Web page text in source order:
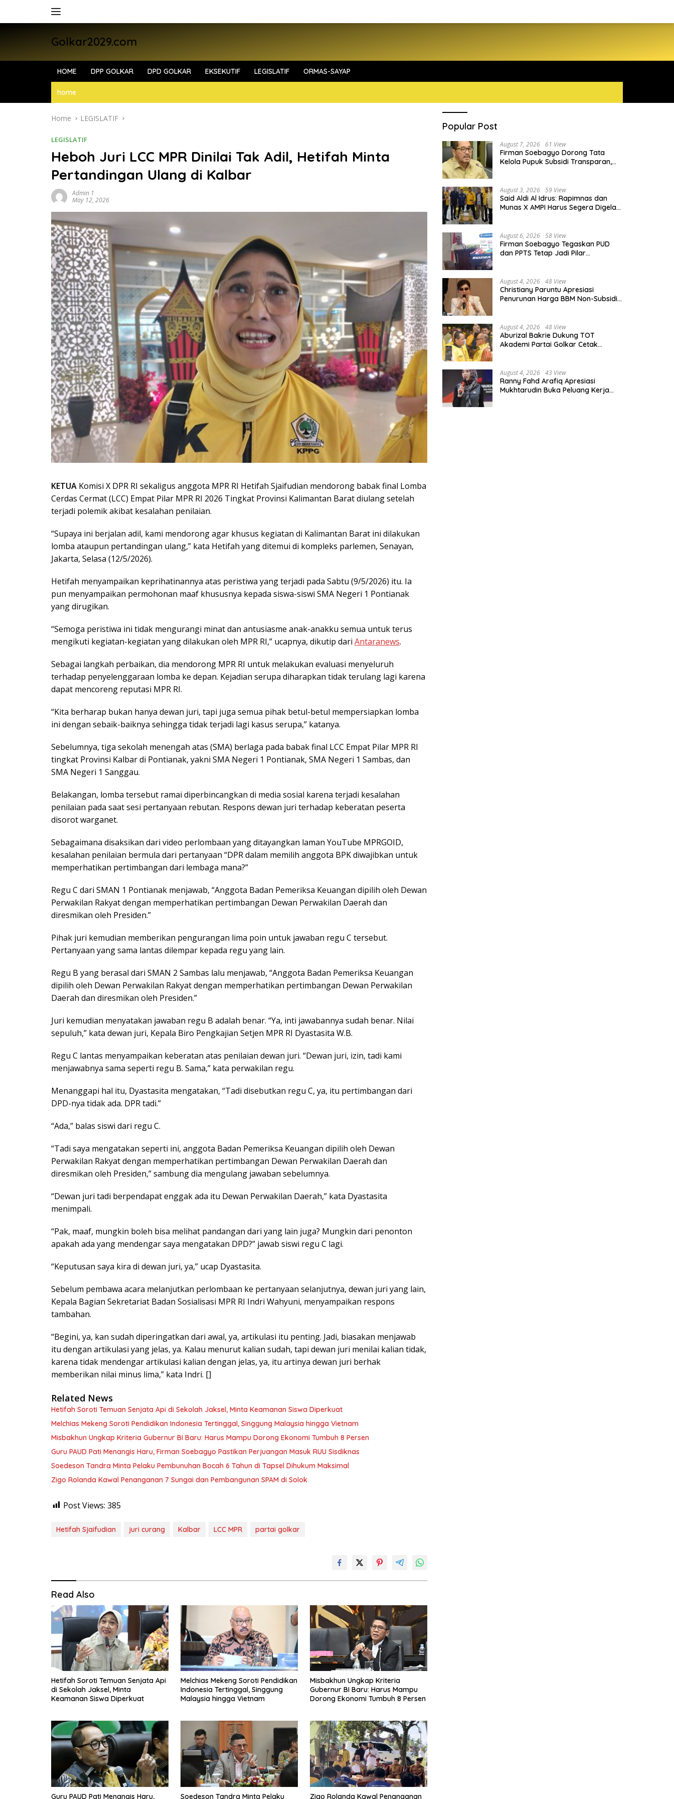
Golkar2029.com
HOME DPP GOLKAR DPD GOLKAR EKSEKUTIF LEGISLATIF ORMAS-SAYAP
home
Home LEGISLATIF
LEGISLATIF
Heboh Juri LCC MPR Dinilai Tak Adil, Hetifah Minta
Pertandingan Ulang di Kalbar
Admin 1
May 12, 2026
KETUA Komisi X DPR RI sekaligus anggota MPR RI Hetifah Sjaifudian mendorong babak final Lomba
Cerdas Cermat (LCC) Empat Pilar MPR RI 2026 Tingkat Provinsi Kalimantan Barat diulang setelah
terjadi polemik akibat kesalahan penilaian.
“Supaya ini berjalan adil, kami mendorong agar khusus kegiatan di Kalimantan Barat ini dilakukan
lomba ataupun pertandingan ulang,” kata Hetifah yang ditemui di kompleks parlemen, Senayan,
Jakarta, Selasa (12/5/2026).
Hetifah menyampaikan keprihatinannya atas peristiwa yang terjadi pada Sabtu (9/5/2026) itu. Ia
pun menyampaikan permohonan maaf khususnya kepada siswa-siswi SMA Negeri 1 Pontianak
yang dirugikan.
“Semoga peristiwa ini tidak mengurangi minat dan antusiasme anak-anakku semua untuk terus
mengikuti kegiatan-kegiatan yang dilakukan oleh MPR RI,” ucapnya, dikutip dari Antaranews.
Sebagai langkah perbaikan, dia mendorong MPR RI untuk melakukan evaluasi menyeluruh
terhadap penyelenggaraan lomba ke depan. Kejadian serupa diharapkan tidak terulang lagi karena
dapat mencoreng reputasi MPR RI.
“Kita berharap bukan hanya dewan juri, tapi juga semua pihak betul-betul mempersiapkan lomba
ini dengan sebaik-baiknya sehingga tidak terjadi lagi kasus serupa,” katanya.
Sebelumnya, tiga sekolah menengah atas (SMA) berlaga pada babak final LCC Empat Pilar MPR RI
tingkat Provinsi Kalbar di Pontianak, yakni SMA Negeri 1 Pontianak, SMA Negeri 1 Sambas, dan
SMA Negeri 1 Sanggau.
Belakangan, lomba tersebut ramai diperbincangkan di media sosial karena terjadi kesalahan
penilaian pada saat sesi pertanyaan rebutan. Respons dewan juri terhadap keberatan peserta
disorot warganet.
Sebagaimana disaksikan dari video perlombaan yang ditayangkan laman YouTube MPRGOID,
kesalahan penilaian bermula dari pertanyaan “DPR dalam memilih anggota BPK diwajibkan untuk
memperhatikan pertimbangan dari lembaga mana?”
Regu C dari SMAN 1 Pontianak menjawab, “Anggota Badan Pemeriksa Keuangan dipilih oleh Dewan
Perwakilan Rakyat dengan memperhatikan pertimbangan Dewan Perwakilan Daerah dan
diresmikan oleh Presiden.”
Pihak juri kemudian memberikan pengurangan lima poin untuk jawaban regu C tersebut.
Pertanyaan yang sama lantas dilempar kepada regu yang lain.
Regu B yang berasal dari SMAN 2 Sambas lalu menjawab, “Anggota Badan Pemeriksa Keuangan
dipilih oleh Dewan Perwakilan Rakyat dengan memperhatikan pertimbangan Dewan Perwakilan
Daerah dan diresmikan oleh Presiden.”
Juri kemudian menyatakan jawaban regu B adalah benar. “Ya, inti jawabannya sudah benar. Nilai
sepuluh,” kata dewan juri, Kepala Biro Pengkajian Setjen MPR RI Dyastasita W.B.
Regu C lantas menyampaikan keberatan atas penilaian dewan juri. “Dewan juri, izin, tadi kami
menjawabnya sama seperti regu B. Sama,” kata perwakilan regu.
Menanggapi hal itu, Dyastasita mengatakan, “Tadi disebutkan regu C, ya, itu pertimbangan dari
DPD-nya tidak ada. DPR tadi.”
“Ada,” balas siswi dari regu C.
“Tadi saya mengatakan seperti ini, anggota Badan Pemeriksa Keuangan dipilih oleh Dewan
Perwakilan Rakyat dengan memperhatikan pertimbangan Dewan Perwakilan Daerah dan
diresmikan oleh Presiden,” sambung dia mengulang jawaban sebelumnya.
“Dewan juri tadi berpendapat enggak ada itu Dewan Perwakilan Daerah,” kata Dyastasita
menimpali.
“Pak, maaf, mungkin boleh bisa melihat pandangan dari yang lain juga? Mungkin dari penonton
apakah ada yang mendengar saya mengatakan DPD?” jawab siswi regu C lagi.
“Keputusan saya kira di dewan juri, ya,” ucap Dyastasita.
Sebelum pembawa acara melanjutkan perlombaan ke pertanyaan selanjutnya, dewan juri yang lain,
Kepala Bagian Sekretariat Badan Sosialisasi MPR RI Indri Wahyuni, menyampaikan respons
tambahan.
“Begini, ya, kan sudah diperingatkan dari awal, ya, artikulasi itu penting. Jadi, biasakan menjawab
itu dengan artikulasi yang jelas, ya. Kalau menurut kalian sudah, tapi dewan juri menilai kalian tidak,
karena tidak mendengar artikulasi kalian dengan jelas, ya, itu artinya dewan juri berhak
memberikan nilai minus lima,” kata Indri. []
Related News
Hetifah Soroti Temuan Senjata Api di Sekolah Jaksel, Minta Keamanan Siswa Diperkuat
Melchias Mekeng Soroti Pendidikan Indonesia Tertinggal, Singgung Malaysia hingga Vietnam
Misbakhun Ungkap Kriteria Gubernur BI Baru: Harus Mampu Dorong Ekonomi Tumbuh 8 Persen
Guru PAUD Pati Menangis Haru, Firman Soebagyo Pastikan Perjuangan Masuk RUU Sisdiknas
Soedeson Tandra Minta Pelaku Pembunuhan Bocah 6 Tahun di Tapsel Dihukum Maksimal
Zigo Rolanda Kawal Penanganan 7 Sungai dan Pembangunan SPAM di Solok
Post Views: 385
Hetifah Sjaifudian juri curang Kalbar LCC MPR partai golkar
Read Also
Hetifah Soroti Temuan Senjata Api
di Sekolah Jaksel, Minta
Keamanan Siswa Diperkuat
Melchias Mekeng Soroti Pendidikan
Indonesia Tertinggal, Singgung
Malaysia hingga Vietnam
Misbakhun Ungkap Kriteria
Gubernur BI Baru: Harus Mampu
Dorong Ekonomi Tumbuh 8 Persen
Guru PAUD Pati Menangis Haru, Soedeson Tandra Minta Pelaku Zigo Rolanda Kawal Penanganan
Popular Post
August 7, 2026 61 View
Firman Soebagyo Dorong Tata
Kelola Pupuk Subsidi Transparan,
August 3, 2026 59 View
Said Aldi Al Idrus: Rapimnas dan
Munas X AMPI Harus Segera Digelar
August 6, 2026 58 View
Firman Soebagyo Tegaskan PUD
dan PPTS Tetap Jadi Pilar
August 4, 2026 48 View
Christiany Paruntu Apresiasi
Penurunan Harga BBM Non-Subsidi,
August 4, 2026 48 View
Aburizal Bakrie Dukung TOT
Akademi Partai Golkar Cetak
August 4, 2026 43 View
Ranny Fahd Arafiq Apresiasi
Mukhtarudin Buka Peluang Kerja